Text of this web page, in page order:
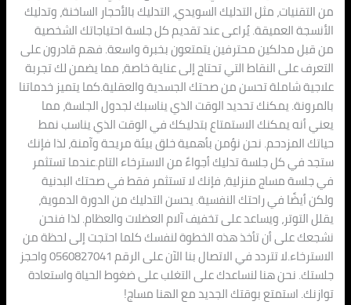
من التقنيات، مثل التدليك السويدي، التدليك بالأحجار الساخنة، وتدليك
الأنسجة العميقة. يُراعى عند تقديم كل جلسة احتياجاتك الشخصية
من قبل مدلكين محترفين يتمتعون بخبرة واسعة. فهم قادرون على
التعرف على النقاط التي تحتاج إلى عناية خاصة، مما يضمن لك تجربة
علاجية شاملة تحسن من صحتك الجسدية والعقلية.كما يتميز خدماتنا
بالمرونة. يمكنك تحديد الوقت الذي يناسبك لجدول الجلسة، مما
يعني أنه يمكنك الاستمتاع بتدليكك في الوقت الذي يناسب نمط
حياتك المزدحم. نحن نؤمن بأهمية خلق بيئة مريحة وآمنة، لذا فإنك
ستجد في كل جلسة تدليك أجواءً من الاسترخاء التام.عندما تستثمر
في جلسة مساج منزلية، فإنك لا تستثمر فقط في صحتك البدنية
ولكن أيضًا في راحتك النفسية. يحسن التدليك من الدورة الدموية،
يقلل التوتر، ويساعد على تخفيف آلام العضلات والعظام. لذا فنحن
نشجعك على أن تأخذ هذه الخطوة لنفسك كلما احتجت إلى لحظة من
الاسترخاء.لا تتردد في الاتصال بنا الآن على الرقم 0560827041 واحجز
جلستك. نحن هنا لنساعدك على التغلب على ضغوط الحياة واستعادة
توازنك. استمتع بوقتك الجديد مع الهنا مساج!